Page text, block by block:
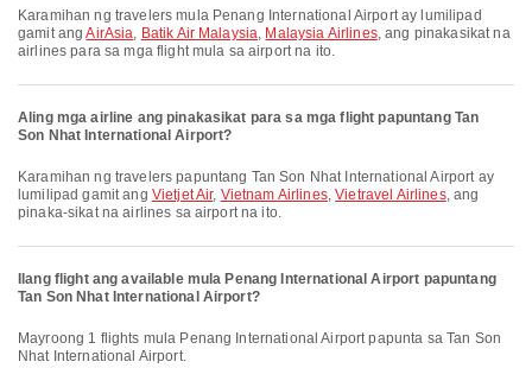
Karamihan ng travelers mula Penang International Airport ay lumilipad
gamit angAirAsia, Batik Air Malaysia, Malaysia Airlines, ang pinakasikat na
airlines para sa mga flight mula sa airport na ito.
Aling mga airline ang pinakasikat para sa mga flight papuntang Tan
Son Nhat International Airport?
Karamihan ng travelers papuntang Tan Son Nhat International Airport ay
lumilipad gamit ang Vietjet Air, Vietnam Airlines,Vietravel Airlines, ang
pinaka-sikat na airlines sa airport na ito.
Ilang flight ang available mula Penang International Airport papuntang
Tan Son Nhat International Airport?
Mayroong 1 flights mula Penang International Airport papunta sa Tan Son
Nhat International Airport.